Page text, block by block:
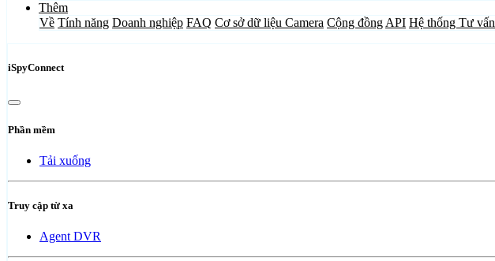
Thêm
Về Tính năng Doanh nghiệp FAQ Cơ sở dữ liệu Camera Cộng đồng API Hệ thống Tư vấn
iSpyConnect
Phần mềm
Tải xuống
Truy cập từ xa
Agent DVR